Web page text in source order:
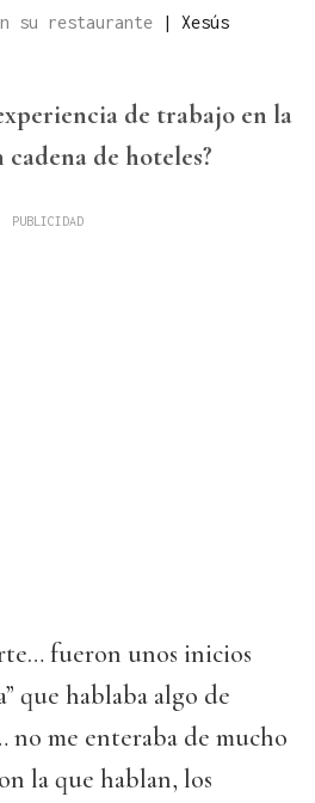
su restaurante | Xesús
de trabajo en la
de hoteles?
fueron unos inicios
que hablaba algo de
no me enteraba de mucho
la que hablan, los